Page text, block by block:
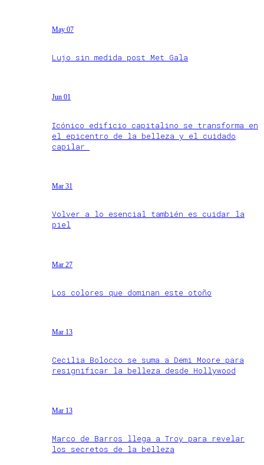
May 07
Lujo sin medida post Met Gala
Jun 01
Icónico edificio capitalino se transforma en
el epicentro de la belleza y el cuidado
capilar
Mar 31
Volver a lo esencial también es cuidar la
piel
Mar 27
Los colores que dominan este otoño
Mar 13
Cecilia Bolocco se suma a Demi Moore para
resignificar la belleza desde Hollywood
Mar 13
Marco de Barros llega a Troy para revelar
los secretos de la belleza